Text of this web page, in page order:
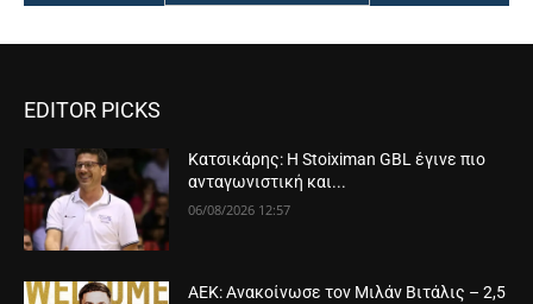
EDITOR PICKS
Κατσικάρης: Η Stoiximan GBL έγινε πιο
ανταγωνιστική και...
06/08/2026 12:57
ΑΕΚ: Ανακοίνωσε τον Μιλάν Βιτάλις – 2,5